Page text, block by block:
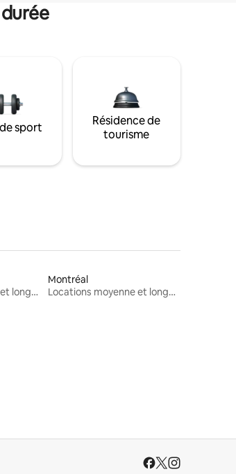
sport
Résidence de
tourisme
Locations moyenne et longue durée
Montréal
Locations moyenne et longue durée